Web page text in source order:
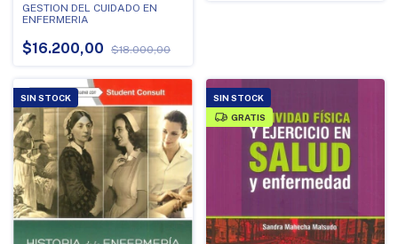
GESTION DEL CUIDADO EN
ENFERMERIA
$16.200,00 $18.000,00
SIN STOCK
SIN STOCK
GRATIS